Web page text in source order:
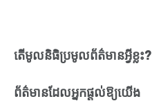
តើមូលនិធិប្រមូលព័ត៌មានអ្វីខ្លះ?
ព័ត៌មានដែលអ្នកផ្តល់ឱ្យយើង